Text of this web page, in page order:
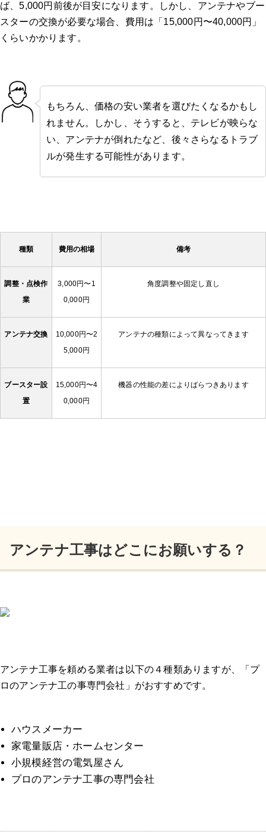
ば、5,000円前後が目安になります。しかし、アンテナやブー
スターの交換が必要な場合、費用は「15,000円〜40,000円」
くらいかかります。
もちろん、価格の安い業者を選びたくなるかもし
れません。しかし、そうすると、テレビが映らな
い、アンテナが倒れたなど、後々さらなるトラブ
ルが発生する可能性があります。
種類 費用の相場 備考
調整・点検作
業
3,000円〜1
0,000円
角度調整や固定し直し
アンテナ交換
10,000円〜2
5,000円
アンテナの種類によって異なってきます
ブースター設
置
15,000円〜4
0,000円
機器の性能の差によりばらつきあります
アンテナ工事はどこにお願いする？
アンテナ工事を頼める業者は以下の４種類ありますが、「プ
ロのアンテナ工の事専門会社」がおすすめです。
ハウスメーカー
家電量販店・ホームセンター
小規模経営の電気屋さん
プロのアンテナ工事の専門会社